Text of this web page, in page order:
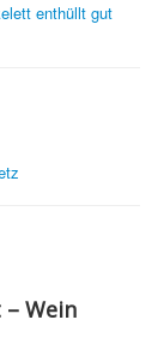
enthüllt gut
Wein